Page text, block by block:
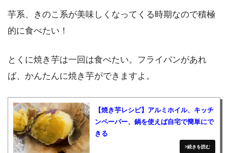
芋系、きのこ系が美味しくなってくる時期なので積極
的に食べたい！
とくに焼き芋は一回は食べたい。フライパンがあれ
ば、かんたんに焼き芋ができますよ。
【焼き芋レシピ】アルミホイル、キッチ
ンペーパー、鍋を使えば自宅で簡単にで
きる